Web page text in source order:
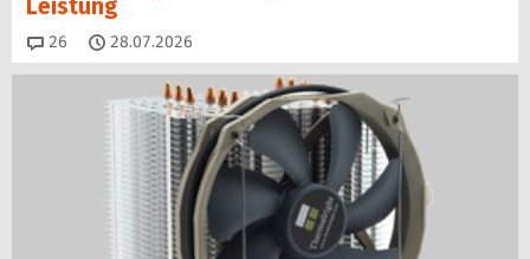
Leistung
26 Kommentare
28.07.2026